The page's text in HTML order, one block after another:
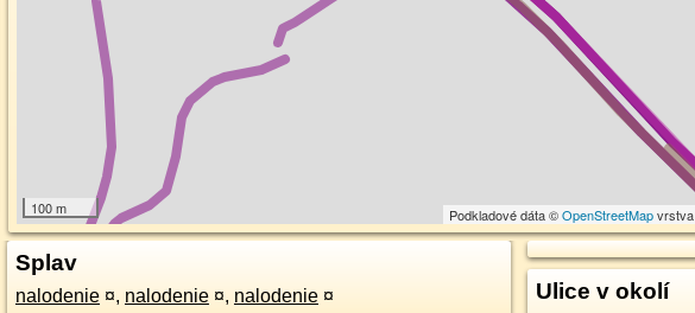
100 m Podkladové dáta ©OpenStreetMapvrstva
Splav
nalodenie ¤, nalodenie ¤, nalodenie ¤ Ulice v okolí